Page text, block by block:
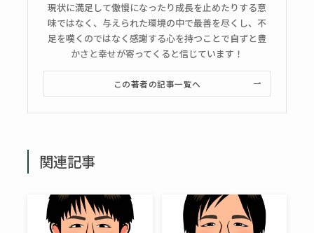
現状に満足して傲慢になったり成長を止めたりする意
味ではなく、与えられた環境の中で最善を尽くし、不
足を嘆くのではなく感謝する心を持つことで自ずと豊
かさと幸せが寄ってくると信じています！
この著者の記事一覧へ
関連記事